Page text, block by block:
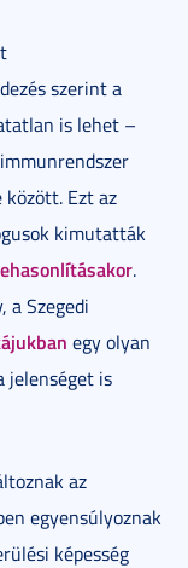
szerint a
is lehet –
között. Ezt az
kimutatták
.
a Szegedi
egy olyan
jelenséget is
az
egyensúlyoznak
képesség